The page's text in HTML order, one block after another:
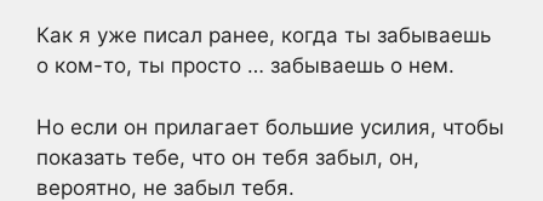
Как я уже писал ранее, когда ты забываешь
о ком-то, ты просто … забываешь о нем.
Но если он прилагает большие усилия, чтобы
показать тебе, что он тебя забыл, он,
вероятно, не забыл тебя.